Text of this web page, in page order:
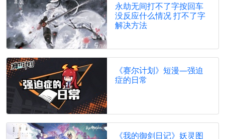
永劫无间打不了字按回车
没反应什么情况 打不了字
解决方法
《赛尔计划》短漫—强迫
症的日常
《我的御剑日记》妖灵图